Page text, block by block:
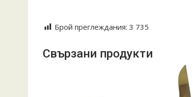
Брой преглеждания: 3 735
Свързани продукти